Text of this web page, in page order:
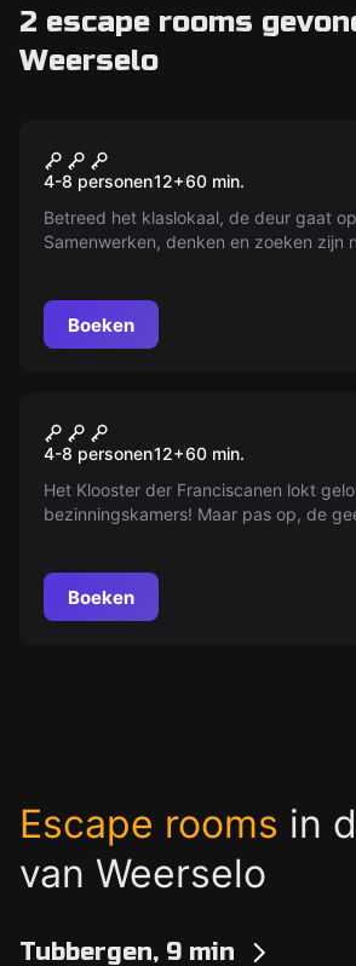
2 escape rooms
Weerselo
De Oude School
4-8 personen12+60 min.
Betreed het klaslokaal, de deur gaat
Samenwerken, denken en zoeken zijn
Boeken
De Kloosterkamer
4-8 personen12+60 min.
Het Klooster der Franciscanen lokt
bezinningskamers! Maar pas op, de
Boeken
Escape rooms in
van Weerselo
Tubbergen, 9 min